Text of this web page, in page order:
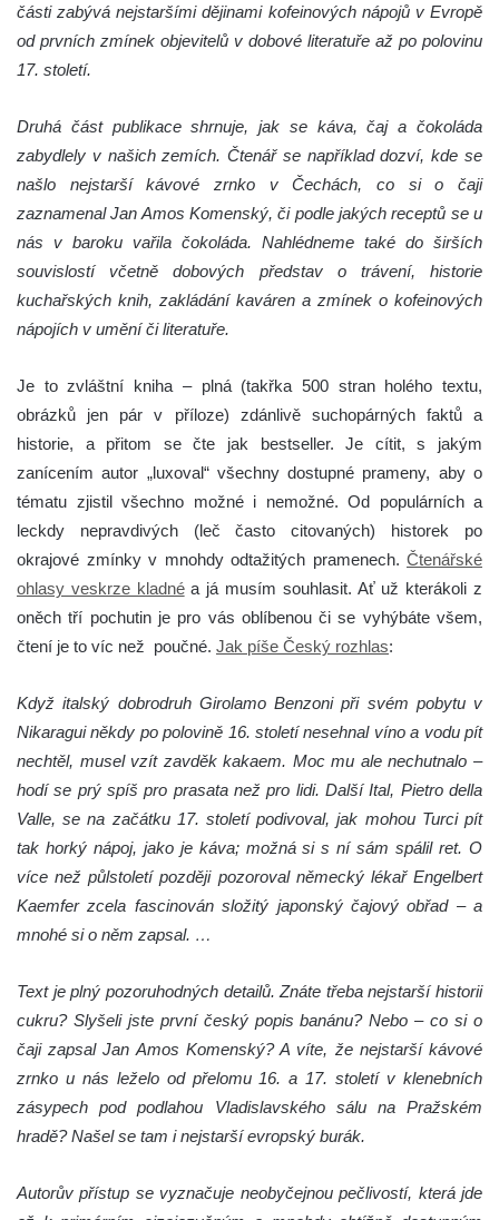
části zabývá nejstaršími dějinami kofeinových nápojů v Evropě
od prvních zmínek objevitelů v dobové literatuře až po polovinu
17. století.
Druhá část publikace shrnuje, jak se káva, čaj a čokoláda
zabydlely v našich zemích. Čtenář se například dozví, kde se
našlo nejstarší kávové zrnko v Čechách, co si o čaji
zaznamenal Jan Amos Komenský, či podle jakých receptů se u
nás v baroku vařila čokoláda. Nahlédneme také do širších
souvislostí včetně dobových představ o trávení, historie
kuchařských knih, zakládání kaváren a zmínek o kofeinových
nápojích v umění či literatuře.
Je to zvláštní kniha – plná (takřka 500 stran holého textu,
obrázků jen pár v příloze) zdánlivě suchopárných faktů a
historie, a přitom se čte jak bestseller. Je cítit, s jakým
zanícením autor „luxoval“ všechny dostupné prameny, aby o
tématu zjistil všechno možné i nemožné. Od populárních a
leckdy nepravdivých (leč často citovaných) historek po
okrajové zmínky v mnohdy odtažitých pramenech. Čtenářské
ohlasy veskrze kladnéa já musím souhlasit. Ať už kterákoli z
oněch tří pochutin je pro vás oblíbenou či se vyhýbáte všem,
čtení je to víc než poučné. Jak píše Český rozhlas:
Když italský dobrodruh Girolamo Benzoni při svém pobytu v
Nikaragui někdy po polovině 16. století nesehnal víno a vodu pít
nechtěl, musel vzít zavděk kakaem. Moc mu ale nechutnalo –
hodí se prý spíš pro prasata než pro lidi. Další Ital, Pietro della
Valle, se na začátku 17. století podivoval, jak mohou Turci pít
tak horký nápoj, jako je káva; možná si s ní sám spálil ret. O
více než půlstoletí později pozoroval německý lékař Engelbert
Kaemfer zcela fascinován složitý japonský čajový obřad – a
mnohé si o něm zapsal. …
Text je plný pozoruhodných detailů. Znáte třeba nejstarší historii
cukru? Slyšeli jste první český popis banánu? Nebo – co si o
čaji zapsal Jan Amos Komenský? A víte, že nejstarší kávové
zrnko u nás leželo od přelomu 16. a 17. století v klenebních
zásypech pod podlahou Vladislavského sálu na Pražském
hradě? Našel se tam i nejstarší evropský burák.
Autorův přístup se vyznačuje neobyčejnou pečlivostí, která jde